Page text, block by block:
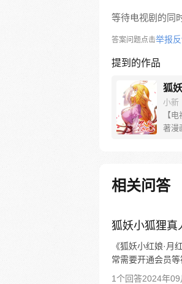
等待电视剧的同
答案问题点击举报
提到的作品
狐
小新
【
著漫
新。）
相关问答
狐妖小狐狸真
《狐妖小红娘·
常需要开通会员
1个回答2024年